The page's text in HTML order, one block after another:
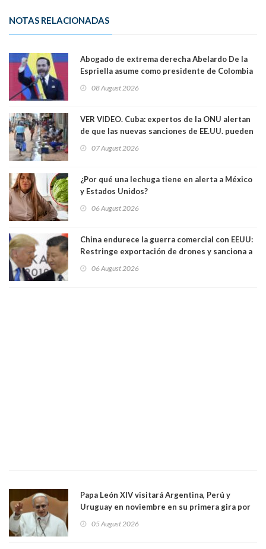
NOTAS RELACIONADAS
Abogado de extrema derecha Abelardo De la
Espriella asume como presidente de Colombia
08 August 2026
VER VIDEO. Cuba: expertos de la ONU alertan
de que las nuevas sanciones de EE.UU. pueden
07 August 2026
¿Por qué una lechuga tiene en alerta a México
y Estados Unidos?
06 August 2026
China endurece la guerra comercial con EEUU:
Restringe exportación de drones y sanciona a
06 August 2026
Papa León XIV visitará Argentina, Perú y
Uruguay en noviembre en su primera gira por
05 August 2026